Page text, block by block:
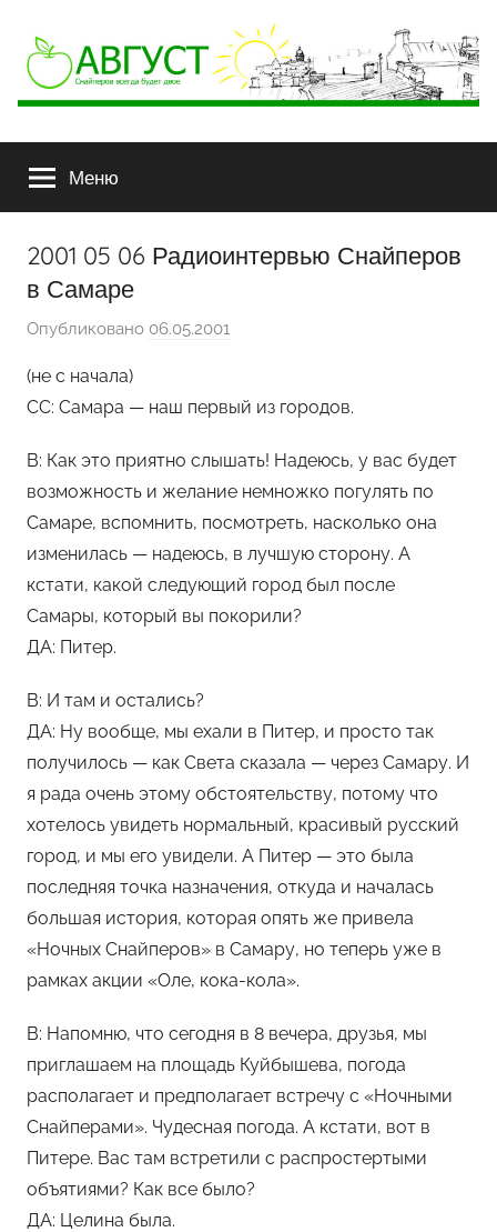
АВГУСТ
будет
двое
Меню
2001 05 06 Радиоинтервью Снайперов
в Самаре
Опубликовано 06.05.2001
о
о
м
Х
е
м
у
(не с начала)
СС: Самара — наш первый из городов.
В: Как это приятно слышать! Надеюсь, у вас будет
возможность и желание немножко погулять по
Самаре, вспомнить, посмотреть, насколько она
изменилась — надеюсь, в лучшую сторону. А
кстати, какой следующий город был после
Самары, который вы покорили?
ДА: Питер.
В: И там и остались?
ДА: Ну вообще, мы ехали в Питер, и просто так
получилось — как Света сказала — через Самару. И
я рада очень этому обстоятельству, потому что
хотелось увидеть нормальный, красивый русский
город, и мы его увидели. А Питер — это была
последняя точка назначения, откуда и началась
большая история, которая опять же привела
«Ночных Снайперов» в Самару, но теперь уже в
рамках акции «Оле, кока-кола».
В: Напомню, что сегодня в 8 вечера, друзья, мы
приглашаем на площадь Куйбышева, погода
располагает и предполагает встречу с «Ночными
Снайперами». Чудесная погода. А кстати, вот в
Питере. Вас там встретили с распростертыми
объятиями? Как все было?
ДА: Целина была.